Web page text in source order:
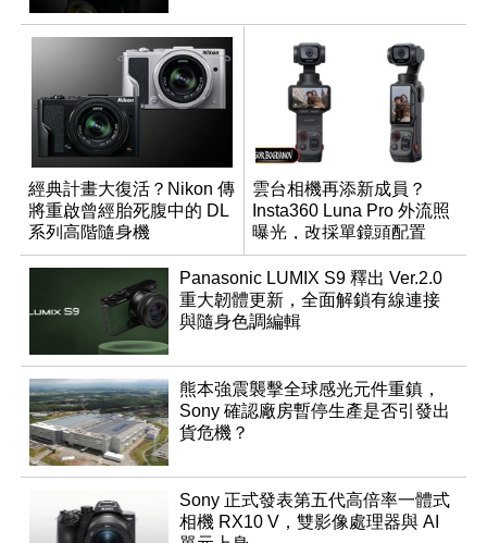
經典計畫大復活？Nikon 傳
將重啟曾經胎死腹中的 DL
系列高階隨身機
雲台相機再添新成員？
Insta360 Luna Pro 外流照
曝光，改採單鏡頭配置
Panasonic LUMIX S9 釋出 Ver.2.0
重大韌體更新，全面解鎖有線連接
與隨身色調編輯
熊本強震襲擊全球感光元件重鎮，
Sony 確認廠房暫停生產是否引發出
貨危機？
Sony 正式發表第五代高倍率一體式
相機 RX10 V，雙影像處理器與 AI